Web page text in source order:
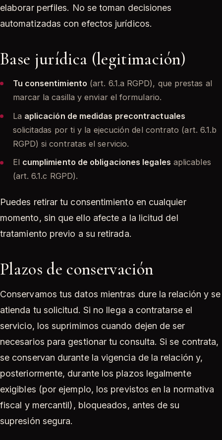
elaborar perfiles. No se toman decisiones
automatizadas con efectos jurídicos.
Base jurídica (legitimación)
Tu consentimiento (art. 6.1.a RGPD), que prestas al
marcar la casilla y enviar el formulario.
La aplicación de medidas precontractuales
solicitadas por ti y la ejecución del contrato (art. 6.1.b
RGPD) si contratas el servicio.
El cumplimiento de obligaciones legales aplicables
(art. 6.1.c RGPD).
Puedes retirar tu consentimiento en cualquier
momento, sin que ello afecte a la licitud del
tratamiento previo a su retirada.
Plazos de conservación
Conservamos tus datos mientras dure la relación y se
atienda tu solicitud. Si no llega a contratarse el
servicio, los suprimimos cuando dejen de ser
necesarios para gestionar tu consulta. Si se contrata,
se conservan durante la vigencia de la relación y,
posteriormente, durante los plazos legalmente
exigibles (por ejemplo, los previstos en la normativa
fiscal y mercantil), bloqueados, antes de su
supresión segura.